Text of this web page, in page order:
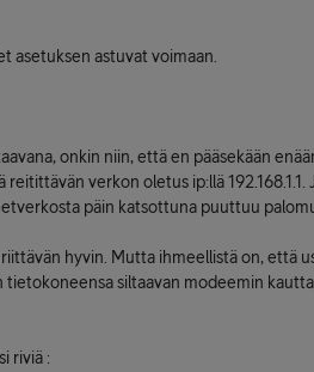
asetuksen astuvat voimaan.
onkin niin, että en pääsekään
verkon oletus ip:llä 192.168.1.1.
päin katsottuna puuttuu
hyvin. Mutta ihmeellistä on, että
siltaavan modeemin
riviä :